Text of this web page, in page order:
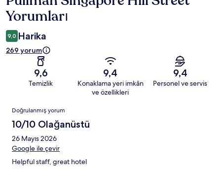
Yorumları
9,0 Harika
269 yorum
9,6
Temizlik
9,4
Konaklama yeri imkân
ve özellikleri
9,4
Personel ve servis
Yorumlar
Doğrulanmış yorum
10/10 Olağanüstü
26 Mayıs 2026
Google ile çevir
Helpful staff, great hotel